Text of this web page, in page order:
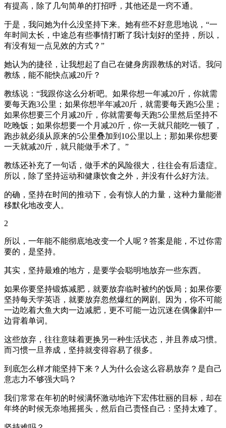
有提高，除了几句简单的打招呼，其他还是一窍不通。
于是，我问她为什么没坚持下来。她有些不好意思地说，“一
年时间太长，中途总有些事情打断了我计划好的坚持，所以，
有没有短一点见效的方式？”
她认为的捷径，让我想起了自己在健身房跟教练的对话。我问
教练，能不能快点减20斤？
教练说：“我跟你这么分析吧。如果你想一年减20斤，你就需
要每天跑3公里；如果你想半年减20斤，就需要每天跑5公里；
如果你想要三个月减20斤，你就需要每天跑5公里然后坚持不
吃晚饭；如果你想要一个月减20斤，你一天就只能吃一顿了，
跑步就必须从原来的5公里叠加到10公里以上；那如果你想要
一天就减20斤，就只能做手术了。”
教练还补充了一句话，做手术的风险很大，往往会有后遗症。
所以，除了坚持运动和健康饮食之外，并没有什么好方法。
的确，坚持在时间的推动下，会有惊人的力量，这种力量能潜
移默化地改变人。
2
所以，一年能不能彻底地改变一个人呢？答案是能，不过你需
要的，是坚持。
其实，坚持最难的地方，是要学会聪明地放弃一些东西。
如果你要坚持锻炼减肥，就要放弃临时被约的饭局；如果你要
坚持每天学英语，就要放弃忽然爆红的网剧。因为，你不可能
一边吃着大鱼大肉一边减肥，更不可能一边沉迷在偶像剧中一
边背着单词。
这些放弃，往往意味着更换另一种生活状态，并且养成习惯。
而习惯一旦养成，坚持就变得容易了很多。
到底怎么样才能坚持下来？人为什么会这么容易放弃？是自己
意志力不够强大吗？
我们常常在年初的时候满怀激动地许下宏伟壮丽的目标，却在
年终的时候无奈地摇摇头，然后自己责怪自己：坚持太难了。